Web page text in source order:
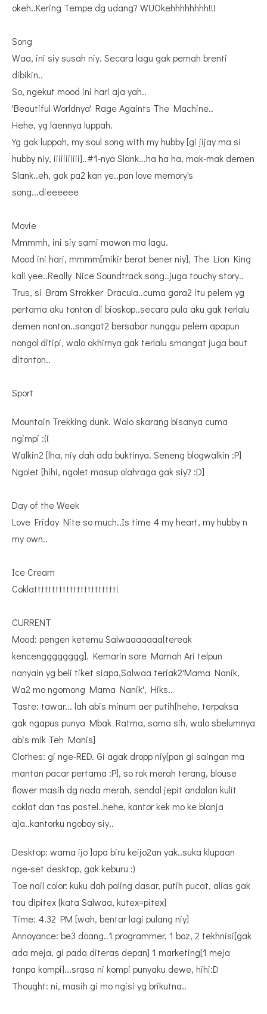
okeh..Kering Tempe dg udang? WUOkehhhhhhhh!!!
Song
Waa, ini siy susah niy. Secara lagu gak pernah brenti
dibikin..
So, ngekut mood ini hari aja yah..
'Beautiful Worldnya' Rage Againts The Machine..
Hehe, yg laennya luppah.
Yg gak luppah, my soul song with my hubby [gi jijay ma si
hubby niy, iiiiiiiiiii]..#1-nya Slank...ha ha ha, mak-mak demen
Slank..eh, gak pa2 kan ye..pan love memory's
song...dieeeeee
Movie
Mmmmh, ini siy sami mawon ma lagu.
Mood ini hari, mmmm[mikir berat bener niy], The Lion King
kali yee..Really Nice Soundtrack song..juga touchy story..
Trus, si Bram Strokker Dracula..cuma gara2 itu pelem yg
pertama aku tonton di bioskop..secara pula aku gak terlalu
demen nonton..sangat2 bersabar nunggu pelem apapun
nongol ditipi, walo akhirnya gak terlalu smangat juga baut
ditonton..
Sport
Mountain Trekking dunk. Walo skarang bisanya cuma
ngimpi :((
Walkin2 [lha, niy dah ada buktinya. Seneng blogwalkin :P]
Ngolet [hihi, ngolet masup olahraga gak siy? :D]
Day of the Week
Love Friday Nite so much..Is time 4 my heart, my hubby n
my own..
Ice Cream
Coklattttttttttttttttttttttt!
CURRENT
Mood: pengen ketemu Salwaaaaaaa[tereak
kencengggggggg]. Kemarin sore Mamah Ari telpun
nanyain yg beli tiket siapa,Salwaa teriak2'Mama Nanik,
Wa2 mo ngomong Mama Nanik', Hiks..
Taste: tawar... lah abis minum aer putih[hehe, terpaksa
gak ngapus punya Mbak Ratma, sama sih, walo sbelumnya
abis mik Teh Manis]
Clothes: gi nge-RED. Gi agak dropp niy[pan gi saingan ma
mantan pacar pertama :P], so rok merah terang, blouse
flower masih dg nada merah, sendal jepit andalan kulit
coklat dan tas pastel..hehe, kantor kek mo ke blanja
aja..kantorku ngoboy siy..
Desktop: warna ijo ]apa biru keijo2an yak..suka klupaan
nge-set desktop, gak keburu :)
Toe nail color: kuku dah paling dasar, putih pucat, alias gak
tau dipitex [kata Salwaa, kutex=pitex]
Time: 4.32 PM [wah, bentar lagi pulang niy]
Annoyance: be3 doang..1 programmer, 1 boz, 2 tekhnisi[gak
ada meja, gi pada diteras depan] 1 marketing[1 meja
tanpa kompi]...srasa ni kompi punyaku dewe, hihi:D
Thought: ni, masih gi mo ngisi yg brikutna..